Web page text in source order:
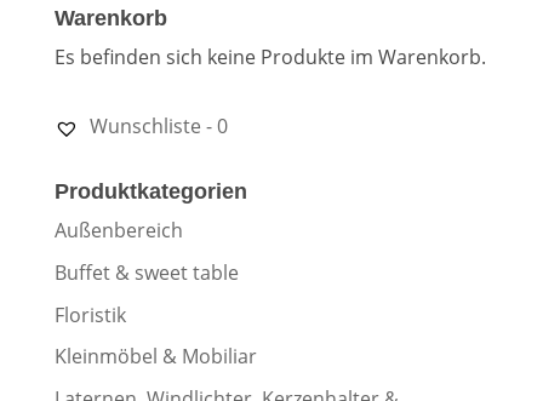
Warenkorb
Es befinden sich keine Produkte im Warenkorb.
Wunschliste -0
Produktkategorien
Außenbereich
Buffet & sweet table
Floristik
Kleinmöbel & Mobiliar